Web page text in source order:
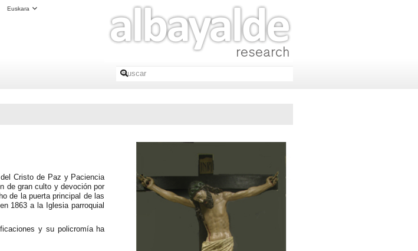
Euskara
Cristo de Paz y Paciencia
de gran culto y devoción por
de la puerta principal de las
1863 a la Iglesia parroquial
y su policromía ha